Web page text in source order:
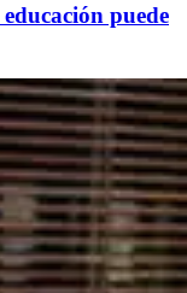
puede